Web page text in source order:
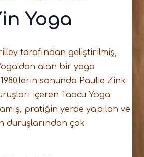
Yoga
tarafından geliştirilmiş,
alan bir yoga
sonunda Paulie Zink
içeren Taocu Yoga
pratiğin yerde yapılan ve
duruşlarından çok